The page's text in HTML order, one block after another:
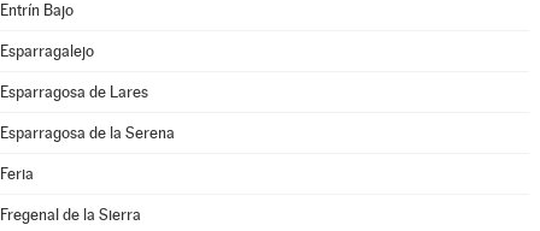
Entrín Bajo
Esparragalejo
Esparragosa de Lares
Esparragosa de la Serena
Feria
Fregenal de la Sierra